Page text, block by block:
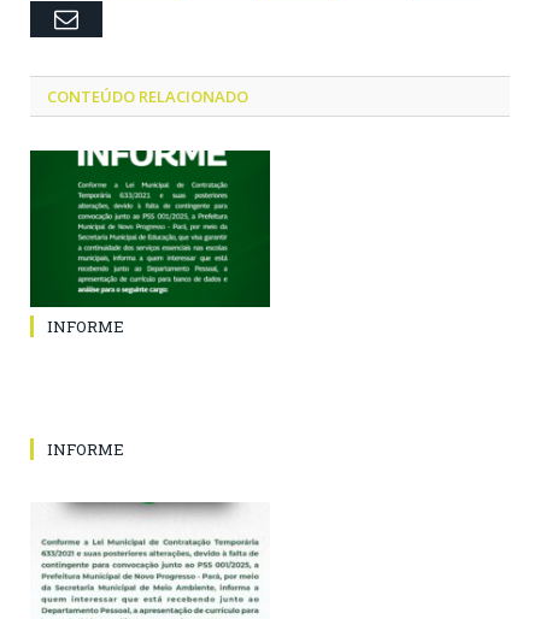
Email
CONTEÚDO RELACIONADO
INFORME
INFORME